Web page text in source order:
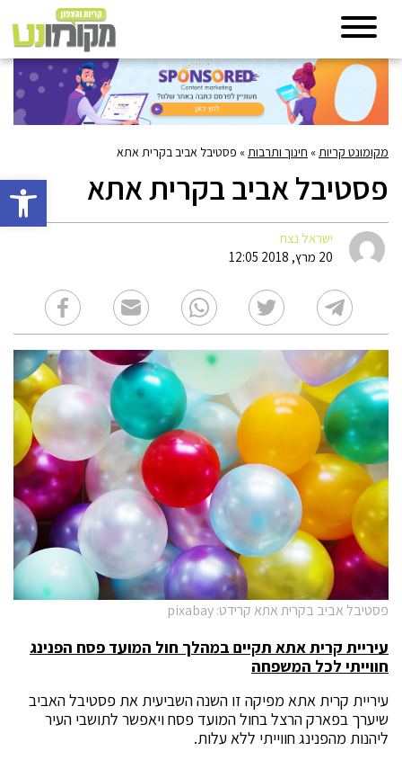
פתח
מקומונט קריות » חינוך ותרבות » פסטיבל אביב בקרית אתא
פסטיבל אביב בקרית אתא
ישראל נצח
20 מרץ, 2018 12:05
פסטיבל אביב בקרית אתא קרידט: pixabay
עיריית קרית אתא תקיים במהלך חול המועד פסח הפנינג
חווייתי לכל המשפחה
עיריית קרית אתא מפיקה זו השנה השביעית את פסטיבל האביב
שיערך בפארק הרצל בחול המועד פסח ויאפשר לתושבי העיר
ליהנות מהפנינג חווייתי ללא עלות.